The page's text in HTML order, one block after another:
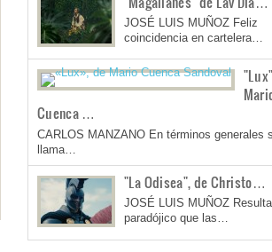
JOSÉ LUIS MUÑOZ Feliz
coincidencia en cartelera…
Cuenca …
CARLOS MANZANO En términos generales
llama…
"La Odisea", de Christo…
JOSÉ LUIS MUÑOZ Resulta
paradójico que las…